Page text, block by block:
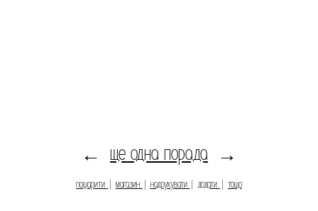
← ще одна порада →
пошарити магазин надрукувати додати тощо